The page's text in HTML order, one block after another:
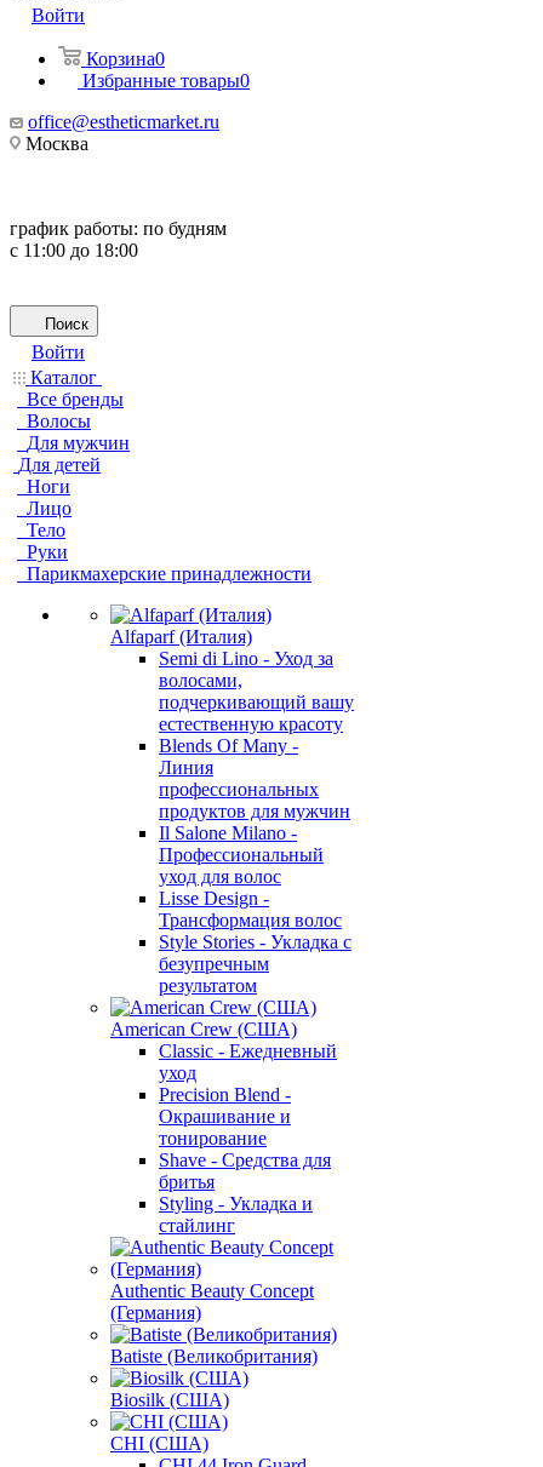
Войти
Корзина0
Избранные товары0
office@estheticmarket.ru
Москва
график работы: по будням
с 11:00 до 18:00
Поиск
Войти
Каталог
Все бренды
Волосы
Для мужчин
Для детей
Ноги
Лицо
Тело
Руки
Парикмахерские принадлежности
Alfaparf (Италия)
Semi di Lino - Уход за
волосами,
подчеркивающий вашу
естественную красоту
Blends Of Many -
Линия
профессиональных
продуктов для мужчин
Il Salone Milano -
Профессиональный
уход для волос
Lisse Design -
Трансформация волос
Style Stories - Укладка с
безупречным
результатом
American Crew (США)
Classic - Ежедневный
уход
Precision Blend -
Окрашивание и
тонирование
Shave - Средства для
бритья
Styling - Укладка и
стайлинг
Authentic Beauty Concept
(Германия)
Batiste (Великобритания)
Biosilk (США)
CHI (США)